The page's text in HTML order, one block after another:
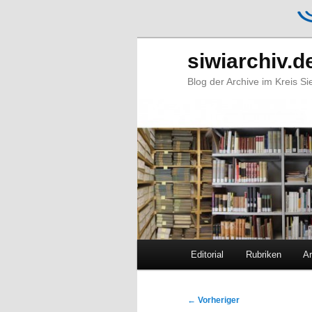
Blog der Archive im Kreis
Zum
Zum
Editorial Rubriken
Beitragsnavigation
← Vorheriger